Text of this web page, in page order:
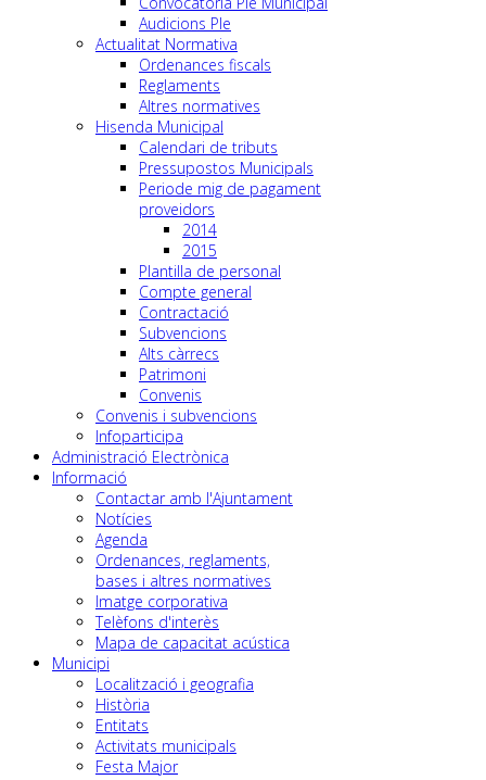
Audicions Ple
Actualitat Normativa
Ordenances fiscals
Reglaments
Altres normatives
Hisenda Municipal
Calendari de tributs
Pressupostos Municipals
Periode mig de pagament
proveidors
2014
2015
Plantilla de personal
Compte general
Contractació
Subvencions
Alts càrrecs
Patrimoni
Convenis
Convenis i subvencions
Infoparticipa
Administració Electrònica
Informació
Contactar amb l'Ajuntament
Notícies
Agenda
Ordenances, reglaments,
bases i altres normatives
Imatge corporativa
Telèfons d'interès
Mapa de capacitat acústica
Municipi
Localització i geografia
Història
Entitats
Activitats municipals
Festa Major